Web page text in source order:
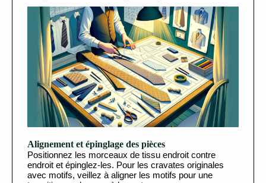
Alignement et épinglage des pièces
Positionnez les morceaux de tissu endroit contre
endroit et épinglez-les. Pour les cravates originales
avec motifs, veillez à aligner les motifs pour une